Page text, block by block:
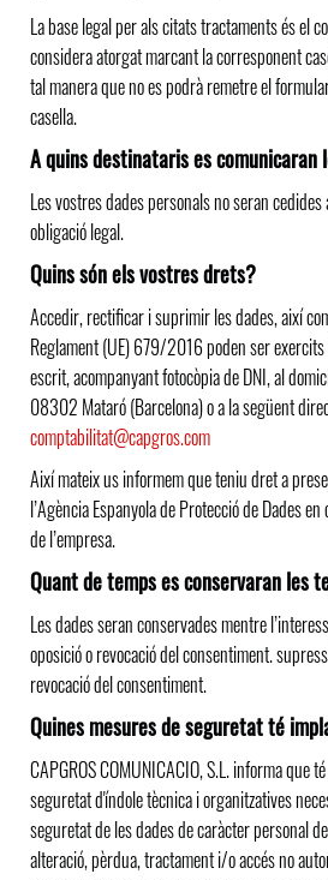
La base legal per als citats tractaments és el
considera atorgat marcant la corresponent
tal manera que no es podrà remetre el
casella.
A quins destinataris es comunicaran
Les vostres dades personals no seran
obligació legal.
Quins són els vostres drets?
Accedir, rectificar i suprimir les dades, així
Reglament (UE) 679/2016 poden ser
escrit, acompanyant fotocòpia de DNI, al
08302 Mataró (Barcelona) o a la següent
comptabilitat@capgros.com
Així mateix us informem que teniu dret a
l’Agència Espanyola de Protecció de Dades
de l’empresa.
Quant de temps es conservaran les
Les dades seran conservades mentre
oposició o revocació del consentiment.
revocació del consentiment.
Quines mesures de seguretat té
CAPGROS COMUNICACIO, S.L. informa que
seguretat d'índole tècnica i organitzatives
seguretat de les dades de caràcter personal
alteració, pèrdua, tractament i/o accés no